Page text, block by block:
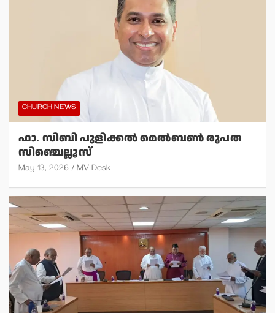
CHURCH NEWS
ഫാ. സിബി പുളിക്കല്‍ മെല്‍ബണ്‍ രൂപത
സിഞ്ചെല്ലൂസ്
May 13, 2026 MV Desk